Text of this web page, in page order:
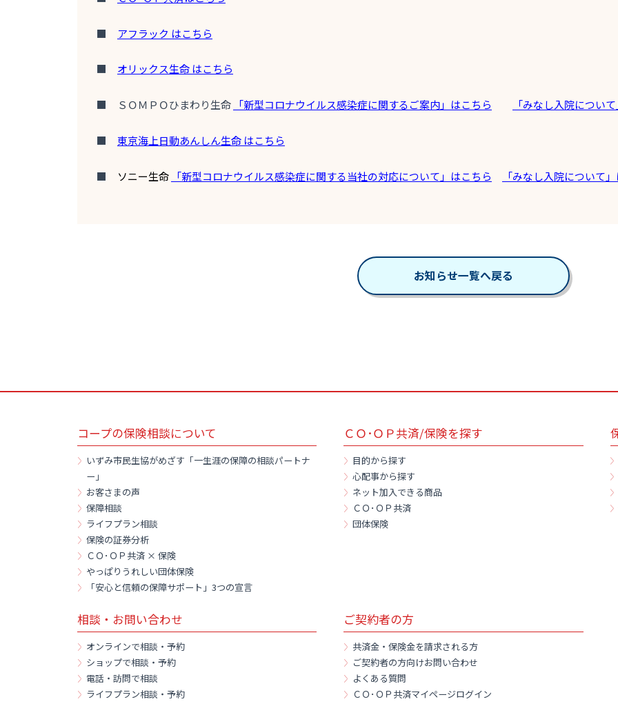
■ アフラック はこちら
■ オリックス生命はこちら
■ ＳＯＭＰＯひまわり生命 「新型コロナウイルス感染症に関するご案内」はこちら 「みなし入院につい
■ 東京海上日動あんしん生命はこちら
■ ソニー生命 「新型コロナウイルス感染症に関する当社の対応について」はこちら 「みなし入院について
お知らせ一覧へ戻る
コープの保険相談について
いずみ市民生協がめざす「一生涯の保障の相談パートナ
ー」
お客さまの声
保障相談
ライフプラン相談
保険の証券分析
ＣＯ･ＯＰ共済 × 保険
やっぱりうれしい団体保険
「安心と信頼の保障サポート」3つの宣言
ＣＯ･ＯＰ共済/保険を探す
目的から探す
心配事から探す
ネット加入できる商品
ＣＯ･ＯＰ共済
団体保険
相談・お問い合わせ
オンラインで相談・予約
ショップで相談・予約
電話・訪問で相談
ライフプラン相談・予約
ご契約者の方
共済金・保険金を請求される方
ご契約者の方向けお問い合わせ
よくある質問
ＣＯ･ＯＰ共済マイページログイン